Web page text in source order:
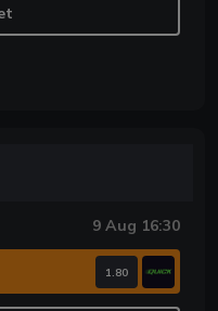
9 Aug 16:30
1.80